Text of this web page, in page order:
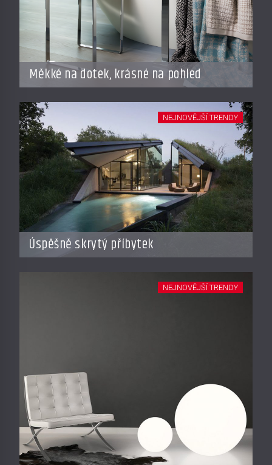
Měkké na dotek, krásné na pohled
Úspěšně skrytý příbytek
NEJNOVĚJŠÍ TRENDY
NEJNOVĚJŠÍ TRENDY